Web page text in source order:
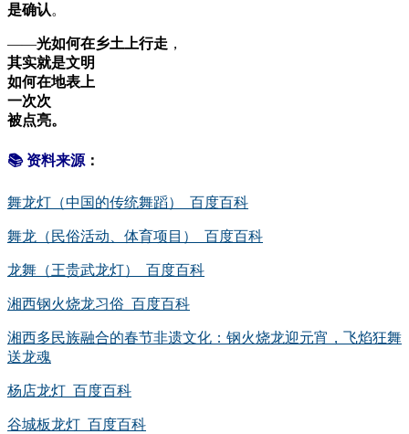
是确认 。
——光如何在乡土上行走 ，
其实就是文明
如何在地表上
一次次
被点亮。
📚 资料来源 ：
舞龙灯（中国的传统舞蹈）_百度百科
舞龙（民俗活动、体育项目）_百度百科
龙舞（王贵武龙灯）_百度百科
湘西钢火烧龙习俗_百度百科
湘西多民族融合的春节非遗文化：钢火烧龙迎元宵，飞焰狂舞
送龙魂
杨店龙灯_百度百科
谷城板龙灯_百度百科